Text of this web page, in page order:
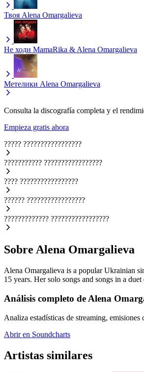
Твоя Alena Omargalieva
Не ходи MamaRika & Alena Omargalieva
Метелики Alena Omargalieva
Consulta la discografía completa y el
Empieza gratis ahora
????? ?????????????????
??????????? ?????????????????
???? ?????????????????
?????? ?????????????????
????????????? ?????????????????
Sobre Alena Omargalieva
Alena Omargalieva is a popular Ukrainian
15 years. Her solo songs and songs in a
Análisis completo de Alena
Analiza estadísticas de streaming,
Abrir en Soundcharts
Artistas similares